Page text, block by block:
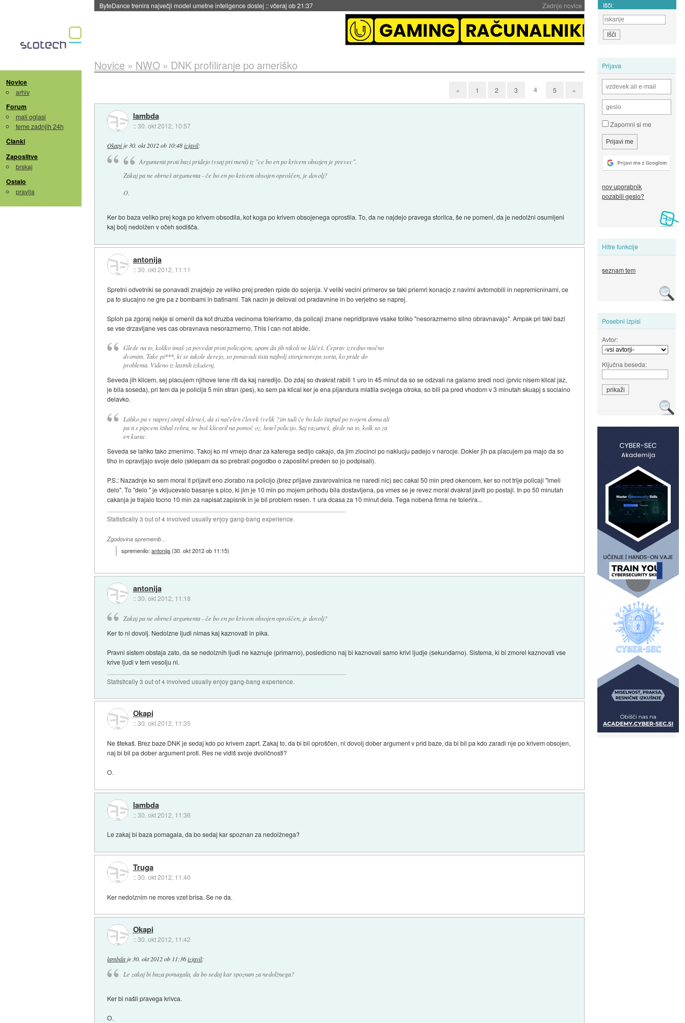
Zadnje novice
Spletne strani začele streči oglase za agente umetne inteligence::včeraj ob 21:23 Išči:
Novice
arhiv
Forum
mali oglasi
teme zadnjih 24h
Članki
Zaposlitve
brskaj
Ostalo
pravila
Prijava
Zapomni si me
nov uporabnik
pozabili geslo?
Hitre funkcije
seznam tem
Posebni izpisi
Avtor:
Ključna beseda:
Novice » NWO» DNK profiliranje po ameriško
« 1 2 3 4 5 »
lambda
::30. okt 2012, 10:57
Okapije 30. okt 2012 ob 10:48 izjavil:
Argumenti proti bazi pridejo (vsaj pri meni) iz "ce bo en po krivem obsojen je prevec".
Zakaj pa ne obrneš argumenta - če bo en po krivem obsojen oproščen, je dovolj?
O.
Ker bo baza veliko prej koga po krivem obsodila, kot koga po krivem obsojenega oprostila. To, da ne najdejo pravega storilca, še ne pomeni, da je nedolžni osumljeni
kaj bolj nedolžen v očeh sodišča.
antonija
::30. okt 2012, 11:11
Spretni odvetniki se ponavadi znajdejo ze veliko prej preden rpide do sojenja. V veliki vecini primerov se taki priemri konacjo z navimi avtomobili in nepremicninami, ce
pa to slucajno ne gre pa z bombami in batinami. Tak nacin je deloval od pradavnine in bo verjetno se naprej.
Sploh pa zgoraj nekje si omenil da kot druzba vecinoma toleriramo, da policaji znane nepridiprave vsake toliko "nesorazmerno silno obravnavajo". Ampak pri taki bazi
se vse drzavljane ves cas obravnava nesorazmerno. This I can not abide.
Glede na to, koliko imaš za povedat proti policajem, upam da jih nikoli ne kličeš. Čeprav izredno močno
dvomim. Take pi***, ki se takole derejo, so ponavadi tista najbolj stisnjenorepa sorta, ko pride do
problema. Videno iz lastnih izkušenj.
Seveda jih klicem, sej placujem njihove lene riti da kaj naredijo. Do zdaj so dvakrat rabili 1 uro in 45 minut da so se odzvali na galamo sredi noci (prvic nisem klical jaz,
je bila soseda), pri tem da je policija 5 min stran (pes), ko sem pa klical ker je ena pijandura mlatila svojega otroka, so bili pa pred vhodom v 3 minutah skuapj s socialno
delavko.
Lahko pa v naprej simpl skleneš, da si načelen človek (velik ?)in tudi če bo kdo štafnal po tvojem domu ali
pa ti s pipcem štihal rebra, ne boš klicaril na pomoč oz. hotel policijo. Saj razumeš, glede na to, kolk so za
en kurac.
Seveda se lahko tako zmenimo. Takoj ko mi vrnejo dnar za katerega sedijo cakajo, da jim zlocinci po naklucju padejo v narocje. Dokler jih pa placujem pa majo da so
tiho in opravljajo svoje delo (sklepam da so prebrali pogodbo o zaposlitvi preden so jo podpisali).
P.S.: Nazadnje ko sem moral it prijavit eno zlorabo na policijo (brez prijave zavarovalnica ne naredi nic) sec cakal 50 min pred okencem, ker so not trije policaji "imeli
delo". To "delo " je vkljucevalo basanje s pico, ki jim je 10 min po mojem prihodu bila dostavljena, pa vmes se je revez moral dvakrat javiti po postaji. In po 50 minutah
cakanja je trajalo tocno 10 min za napisat zapisnik in je bil problem resen. 1 ura dcasa za 10 minut dela. Tega nobena firma ne tolerira...
Statistically 3 out of 4 involved usually enjoy gang-bang experience.
Zgodovina sprememb…
spremenilo:antonija(30. okt 2012 ob 11:15)
antonija
::30. okt 2012, 11:18
Zakaj pa ne obrneš argumenta - če bo en po krivem obsojen oproščen, je dovolj?
Ker to ni dovolj. Nedolzne ljudi nimas kaj kaznovati in pika.
Pravni sistem obstaja zato, da se nedolznih ljudi ne kaznuje (primarno), posledicno naj bi kaznovali samo krivi ljudje (sekundarno). Sistema, ki bi zmorel kaznovati vse
krive ljudi v tem vesolju ni.
Statistically 3 out of 4 involved usually enjoy gang-bang experience.
Okapi
::30. okt 2012, 11:35
Ne štekaš. Brez baze DNK je sedaj kdo po krivem zaprt. Zakaj to, da bi bil oproščen, ni dovolj dober argument v prid baze, da bi bil pa kdo zaradi nje po krivem obsojen,
naj bi bil pa dober argument proti. Res ne vidiš svoje dvoličnosti?
O.
lambda
::30. okt 2012, 11:36
Le zakaj bi baza pomagala, da bo sedaj kar spoznan za nedolžnega?
Truga
::30. okt 2012, 11:40
Ker nedolznim ne mores vzet brisa. Se ne da.
Okapi
::30. okt 2012, 11:42
lambda je 30. okt 2012 ob 11:36 izjavil:
Le zakaj bi baza pomagala, da bo sedaj kar spoznan za nedolžnega?
Ker bi našli pravega krivca.
O.